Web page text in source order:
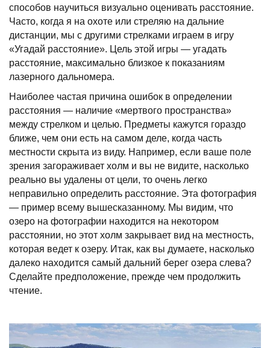
способов научиться визуально оценивать расстояние.
Часто, когда я на охоте или стреляю на дальние
дистанции, мы с другими стрелками играем в игру
«Угадай расстояние». Цель этой игры — угадать
расстояние, максимально близкое к показаниям
лазерного дальномера.
Наиболее частая причина ошибок в определении
расстояния — наличие «мертвого пространства»
между стрелком и целью. Предметы кажутся гораздо
ближе, чем они есть на самом деле, когда часть
местности скрыта из виду. Например, если ваше поле
зрения загораживает холм и вы не видите, насколько
реально вы удалены от цели, то очень легко
неправильно определить расстояние. Эта фотография
— пример всему вышесказанному. Мы видим, что
озеро на фотографии находится на некотором
расстоянии, но этот холм закрывает вид на местность,
которая ведет к озеру. Итак, как вы думаете, насколько
далеко находится самый дальний берег озера слева?
Сделайте предположение, прежде чем продолжить
чтение.